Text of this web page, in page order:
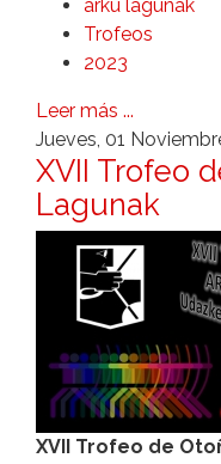
arku lagunak
Trofeos
2023
Leer más ...
Jueves, 01
XVII Trofeo
Lagunak
XVII Trofeo de